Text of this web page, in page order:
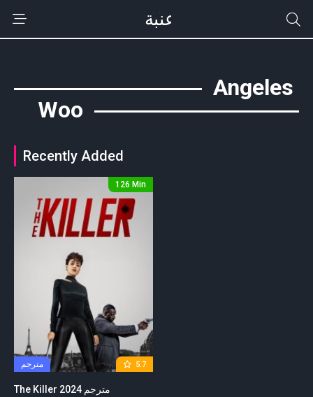
Angeles
Woo
Recently Added
5.7 مترجم
126 Min
The Killer 2024 مترجم